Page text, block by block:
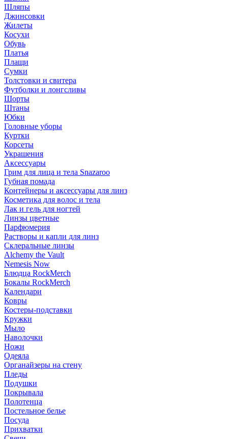
Шляпы
Джинсовки
Жилеты
Косухи
Обувь
Платья
Плащи
Сумки
Толстовки и свитера
Футболки и лонгсливы
Шорты
Штаны
Юбки
Головные уборы
Куртки
Корсеты
Украшения
Аксессуары
Грим для лица и тела Snazaroo
Губная помада
Контейнеры и аксессуары для линз
Косметика для волос и тела
Лак и гель для ногтей
Линзы цветные
Парфюмерия
Растворы и капли для линз
Склеральные линзы
Alchemy the Vault
Nemesis Now
Блюдца RockMerch
Бокалы RockMerch
Календари
Ковры
Костеры-подставки
Кружки
Мыло
Наволочки
Ножи
Одеяла
Органайзеры на стену
Пледы
Подушки
Покрывала
Полотенца
Постельное белье
Посуда
Прихватки